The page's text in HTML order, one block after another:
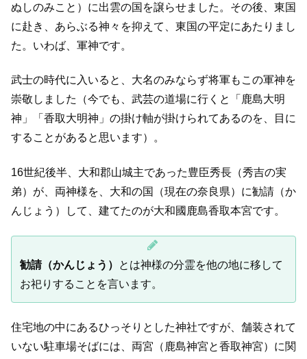
ぬしのみこと）に出雲の国を譲らせました。その後、東国
に赴き、あらぶる神々を抑えて、東国の平定にあたりまし
た。いわば、軍神です。
武士の時代に入いると、大名のみならず将軍もこの軍神を
崇敬しました（今でも、武芸の道場に行くと「鹿島大明
神」「香取大明神」の掛け軸が掛けられてあるのを、目に
することがあると思います）。
16世紀後半、大和郡山城主であった豊臣秀長（秀吉の実
弟）が、両神様を、大和の国（現在の奈良県）に勧請（か
んじょう）して、建てたのが大和國鹿島香取本宮です。
勧請（かんじょう）
とは神様の分霊を他の地に移して
お祀りすることを言います。
住宅地の中にあるひっそりとした神社ですが、舗装されて
いない駐車場そばには、両宮（鹿島神宮と香取神宮）に関